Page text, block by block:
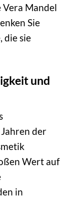
Mandel
Sie
die sie
und
der
Wert auf
in